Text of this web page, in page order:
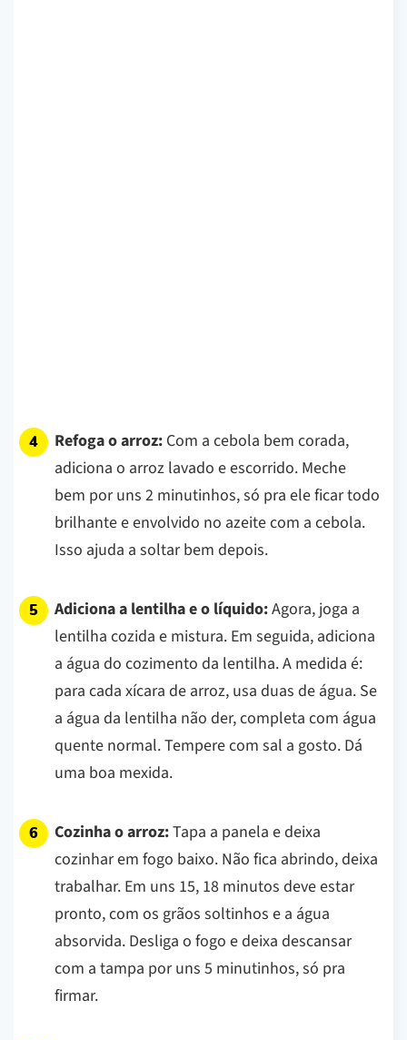
Refoga o arroz: Com a cebola bem corada,
adiciona o arroz lavado e escorrido. Meche
bem por uns 2 minutinhos, só pra ele ficar todo
brilhante e envolvido no azeite com a cebola.
Isso ajuda a soltar bem depois.
Adiciona a lentilha e o líquido:Agora, joga a
lentilha cozida e mistura. Em seguida, adiciona
a água do cozimento da lentilha. A medida é:
para cada xícara de arroz, usa duas de água. Se
a água da lentilha não der, completa com água
quente normal. Tempere com sal a gosto. Dá
uma boa mexida.
Cozinha o arroz:Tapa a panela e deixa
cozinhar em fogo baixo. Não fica abrindo, deixa
trabalhar. Em uns 15, 18 minutos deve estar
pronto, com os grãos soltinhos e a água
absorvida. Desliga o fogo e deixa descansar
com a tampa por uns 5 minutinhos, só pra
firmar.